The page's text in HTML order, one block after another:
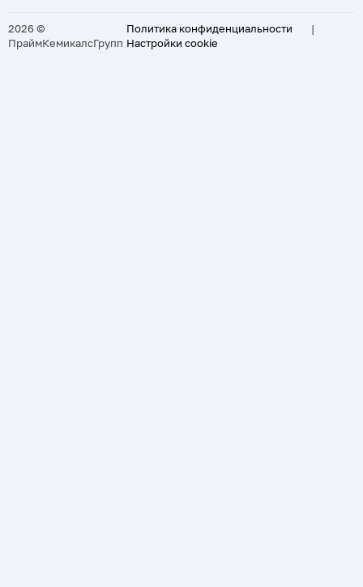
2026 ©
ПраймКемикалсГрупп
Политика конфиденциальности
|
Настройки cookie